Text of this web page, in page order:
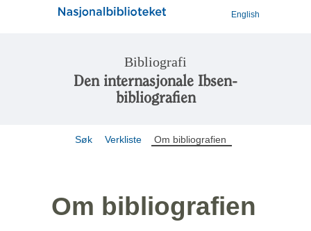
English
Bibliografi
Den internasjonale Ibsen-
bibliografien
Søk Verkliste Om bibliografien
Om bibliografien